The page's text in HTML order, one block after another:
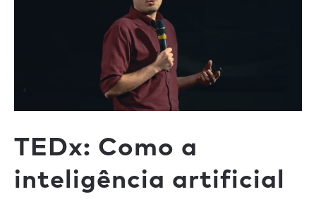
TEDx: Como a
inteligência artificial